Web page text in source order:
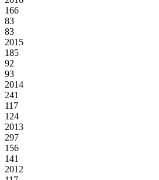
166
83
83
2015
185
92
93
2014
241
117
124
2013
297
156
141
2012